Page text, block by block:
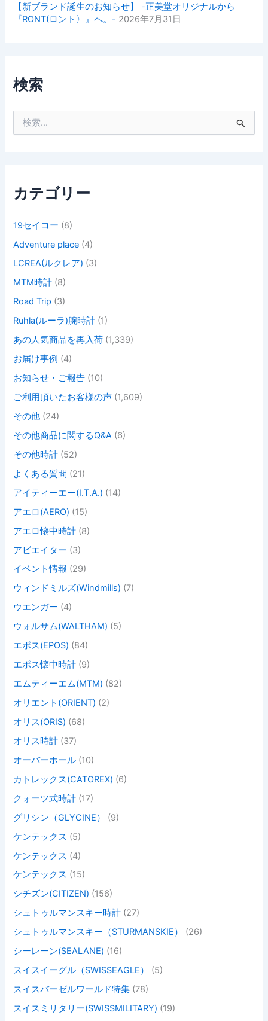
【新ブランド誕生のお知らせ】 -正美堂オリジナルから
『RONT(ロント〉』へ。- 2026年7月31日
検索
カテゴリー
19セイコー (8)
Adventure place (4)
LCREA(ルクレア) (3)
MTM時計 (8)
Road Trip (3)
Ruhla(ルーラ)腕時計 (1)
あの人気商品を再入荷 (1,339)
お届け事例 (4)
お知らせ・ご報告 (10)
ご利用頂いたお客様の声 (1,609)
その他 (24)
その他商品に関するQ&A (6)
その他時計 (52)
よくある質問 (21)
アイティーエー(I.T.A.) (14)
アエロ(AERO) (15)
アエロ懐中時計 (8)
アビエイター (3)
イベント情報 (29)
ウィンドミルズ(Windmills) (7)
ウエンガー (4)
ウォルサム(WALTHAM) (5)
エポス(EPOS) (84)
エポス懐中時計 (9)
エムティーエム(MTM) (82)
オリエント(ORIENT) (2)
オリス(ORIS) (68)
オリス時計 (37)
オーバーホール (10)
カトレックス(CATOREX) (6)
クォーツ式時計 (17)
グリシン（GLYCINE）
(9)
ケンテックス (5)
ケンテックス (4)
ケンテックス (15)
シチズン(CITIZEN) (156)
シュトゥルマンスキー時計 (27)
シュトゥルマンスキー（STURMANSKIE）
(26)
シーレーン(SEALANE) (16)
スイスイーグル（SWISSEAGLE）
(5)
スイスバーゼルワールド特集 (78)
スイスミリタリー(SWISSMILITARY) (19)